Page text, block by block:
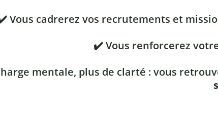
Vous cadrerez vos recrutements et
✔️ Vous renforcerez
mentale, plus de clarté : vous